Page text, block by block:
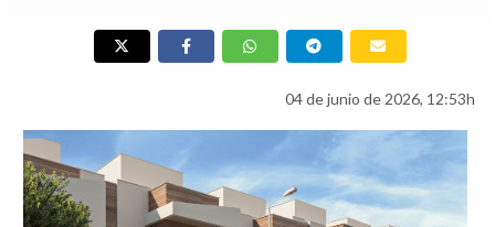
04 de junio de 2026, 12:53h